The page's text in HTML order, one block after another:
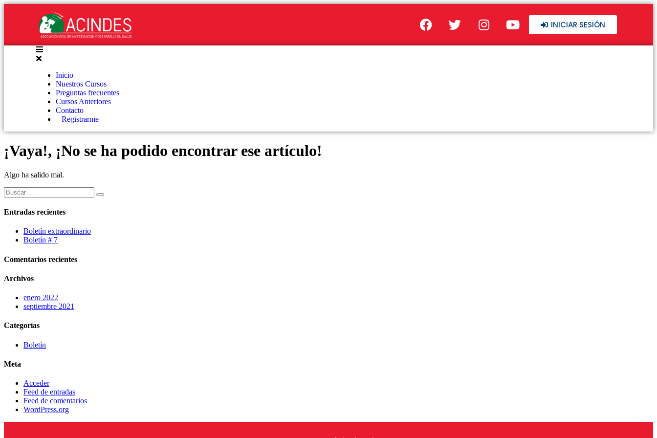
INICIAR SESIÓN
Inicio
Nuestros Cursos
Preguntas frecuentes
Cursos Anteriores
Contacto
– Registrarme –
¡Vaya!, ¡No se ha podido encontrar ese artículo!
Algo ha salido mal.
Entradas recientes
Boletín extraordinario
Boletín # 7
Comentarios recientes
Archivos
enero 2022
septiembre 2021
Categorías
Boletín
Meta
Acceder
Feed de entradas
Feed de comentarios
WordPress.org